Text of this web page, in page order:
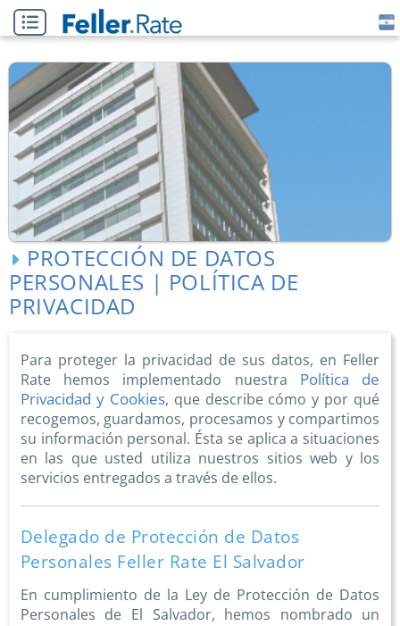
PROTECCIÓN DE DATOS
PERSONALES | POLÍTICA DE
PRIVACIDAD
Para proteger la privacidad de sus datos, en Feller
Rate hemos implementado nuestra Política de
Privacidad y Cookies, que describe cómo y por qué
recogemos, guardamos, procesamos y compartimos
su información personal. Ésta se aplica a situaciones
en las que usted utiliza nuestros sitios web y los
servicios entregados a través de ellos.
Delegado de Protección de Datos
Personales Feller Rate El Salvador
En cumplimiento de la Ley de Protección de Datos
Personales de El Salvador, hemos nombrado un